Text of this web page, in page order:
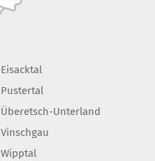
Eisacktal
Pustertal
Überetsch-Unterland
Vinschgau
Wipptal